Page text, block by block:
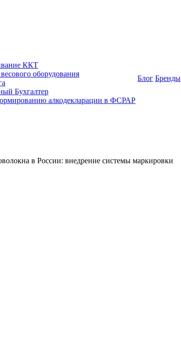
ККТ
оборудования
Бухгалтер
алкодекларации в ФСРАР
Блог Бренды
в России: внедрение системы маркировки